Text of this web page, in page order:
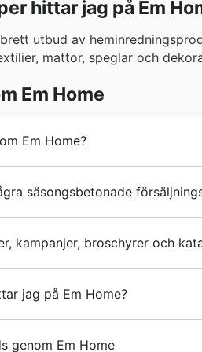
hittar jag på Em
utbud av
mattor, speglar och
Em Home
Em Home?
och logistik. Idag har Em Home
säsongsbetonade
Friday och Cyber Monday.
som täcker allt från vår-
kan dyka upp kring
aktuella flyers och annonser
ditt köp och dra nytta
kampanjer, broschyrer och
landet.
jag på Em Home?
genom Em Home